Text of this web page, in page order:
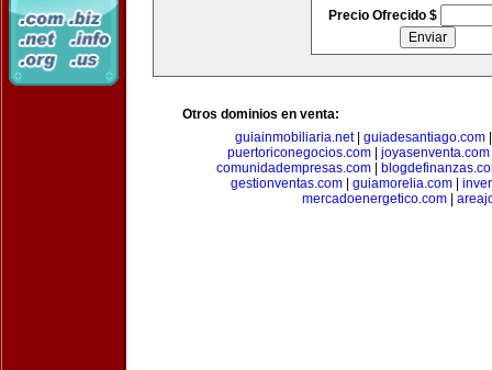
Precio Ofrecido $
Otros dominios en venta:
guiainmobiliaria.net| guiadesantiago.com
puertoriconegocios.com
joyasenventa.com
comunidadempresas.com|
gestionventas.com| guiamorelia.com|
mercadoenergetico.com